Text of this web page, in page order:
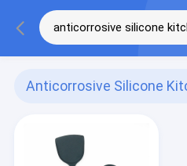
Anticorrosive Silicone